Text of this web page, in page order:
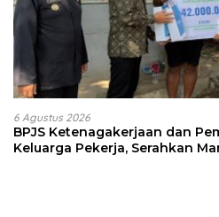
6 Agustus 2026
BPJS Ketenagakerjaan dan
Keluarga Pekerja, Serahkan